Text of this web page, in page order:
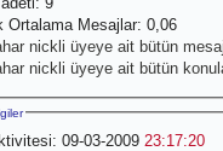
Ortalama Mesajlar: 0,06
nickli üyeye ait bütün
nickli üyeye ait bütün
09-03-2009 23:17:20